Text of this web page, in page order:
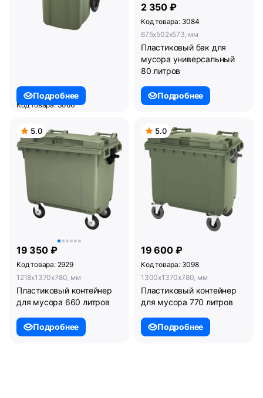
8 000 ₽
Код товара: 3086
Пластиковый контейнер
для мусора 360 литров
Подробнее
2 350 ₽
Код товара: 3084
675x502x573, мм
Пластиковый бак для
мусора универсальный
80 литров
Подробнее
5.0
19 350 ₽
Код товара: 2929
1218x1370x780, мм
Пластиковый контейнер
для мусора 660 литров
Подробнее
5.0
19 600 ₽
Код товара: 3098
1300x1370x780, мм
Пластиковый контейнер
для мусора 770 литров
Подробнее